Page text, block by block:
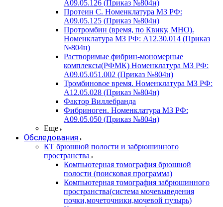
A09.05.126 (Приказ №804н)
Протеин С. Номенклатура МЗ РФ:
A09.05.125 (Приказ №804н)
Протромбин (время, по Квику, МНО).
Номенклатура МЗ РФ: A12.30.014 (Приказ
№804н)
Растворимые фибрин-мономерные
комплексы(РФМК) Номенклатура МЗ РФ:
A09.05.051.002 (Приказ №804н)
Тромбиновое время. Номенклатура МЗ РФ:
A12.05.028 (Приказ №804н)
Фактор Виллебранда
Фибриноген. Номенклатура МЗ РФ:
A09.05.050 (Приказ №804н)
Еще
Обследования
КТ брюшной полости и забрюшинного
пространства
Компьютерная томография брюшной
полости (поисковая программа)
Компьютерная томография забрюшинного
пространства(система мочевыведения
почки,мочеточники,мочевой пузырь)